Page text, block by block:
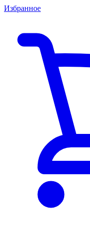
Избранное